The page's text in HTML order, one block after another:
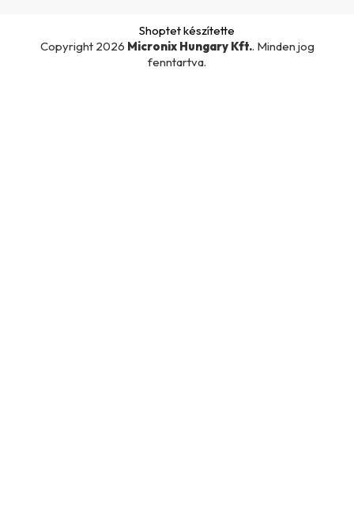
Shoptet készítette
Copyright 2026 Micronix Hungary Kft.. Minden jog
fenntartva.